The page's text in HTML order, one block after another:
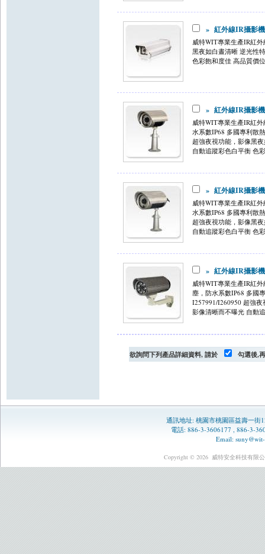
» 紅外線IR攝影
威特WIT專業生產IR紅
黑夜如白晝清晰 逆光性
色彩飽和度佳 高 品質價
» 紅外線IR攝影
威特WIT專業生產IR紅
水系數IP68 多國專利散
超強夜視功能，影像黑
自動追蹤彩色白平衡 色
» 紅外線IR攝影
威 特WIT專業生產IR紅
水系數IP68 多國專利散
超強夜視功能，影像黑
自動追蹤彩色白平衡 色
» 紅外線IR攝影
威特WIT專業生產IR紅
塵，防水系數IP68 多國
I257991/I260950 超強
影像清晰而不曝光 自動
欲詢問下列產品詳細資料, 請於 勾選後,
通訊地址: 桃園市桃園區益壽一街
電話: 886-3-3606177 , 886-3-
Email:
Copyright © 2026 威特安全科技有限